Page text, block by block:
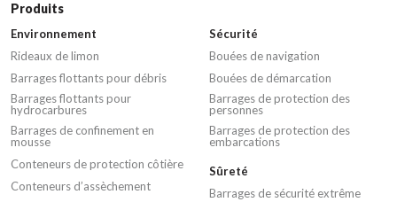
Produits
Environnement
Rideaux de limon
Barrages flottants pour débris
Barrages flottants pour
hydrocarbures
Barrages de confinement en
mousse
Conteneurs de protection côtière
Conteneurs d’assèchement
Sécurité
Bouées de navigation
Bouées de démarcation
Barrages de protection des
personnes
Barrages de protection des
embarcations
Sûreté
Barrages de sécurité extrême